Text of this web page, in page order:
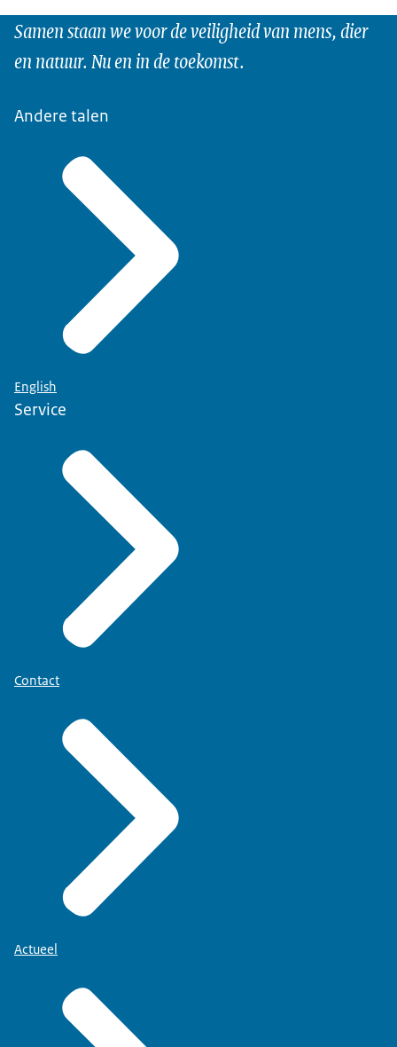
Samen staan we voor de veiligheid van mens, dier
en natuur. Nu en in de toekomst.
Andere talen
English
Service
Contact
Actueel